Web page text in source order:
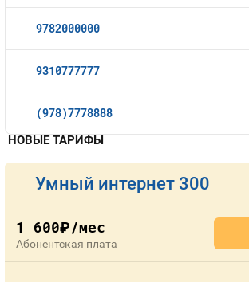
9782000000
9310777777
(978)7778888
НОВЫЕ ТАРИФЫ
Умный интернет 300
1 600руб./мес
Абонентская плата